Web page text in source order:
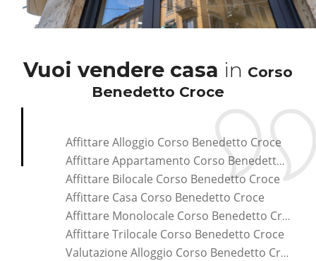
Vuoi vendere casa in Corso
Benedetto Croce
Affittare Alloggio Corso Benedetto Croce
Affittare Appartamento Corso Benedetto Croce
Affittare Bilocale Corso Benedetto Croce
Affittare Casa Corso Benedetto Croce
Affittare Monolocale Corso Benedetto Croce
Affittare Trilocale Corso Benedetto Croce
Valutazione Alloggio Corso Benedetto Croce